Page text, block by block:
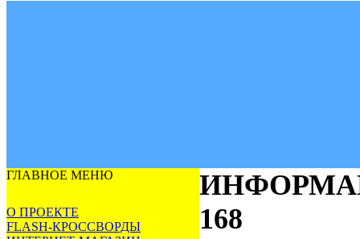
ГЛАВНОЕ МЕНЮ
О ПРОЕКТЕ
FLASH-КРОССВОРДЫ
168